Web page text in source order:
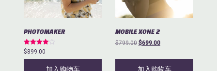
PHOTOMAKER
评分
4.00
$899.00
加入购物车
MOBILE XONE 2
$799.00 原
为：
$799.00。
$699.00当
价
格
加入购物车